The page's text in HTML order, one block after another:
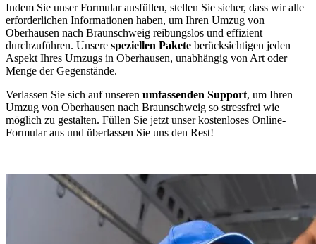
Indem Sie unser Formular ausfüllen, stellen Sie sicher, dass wir alle
erforderlichen Informationen haben, um Ihren Umzug von
Oberhausen nach Braunschweig reibungslos und effizient
durchzuführen. Unsere speziellen Pakete berücksichtigen jeden
Aspekt Ihres Umzugs in Oberhausen, unabhängig von Art oder
Menge der Gegenstände.
Verlassen Sie sich auf unseren umfassenden Support, um Ihren
Umzug von Oberhausen nach Braunschweig so stressfrei wie
möglich zu gestalten. Füllen Sie jetzt unser kostenloses Online-
Formular aus und überlassen Sie uns den Rest!